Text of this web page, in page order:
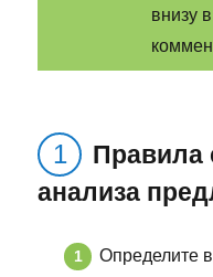
внизу в
Правила
анализа
Определите